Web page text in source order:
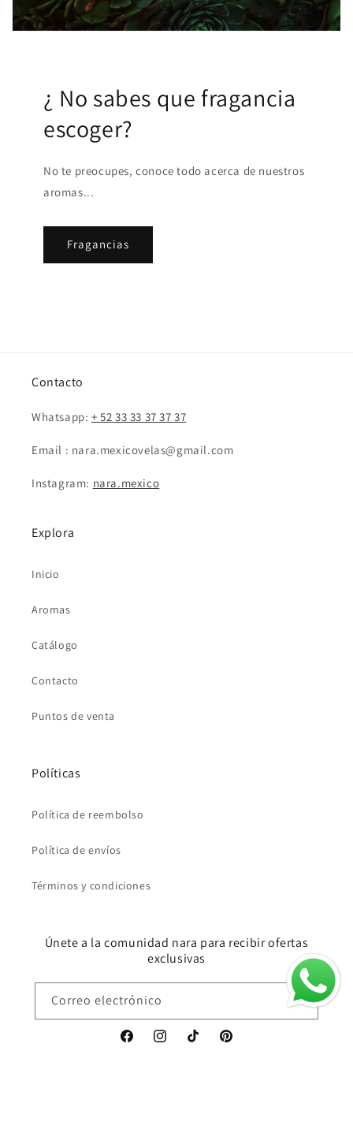
¿ No sabes que fragancia
escoger?
No te preocupes, conoce todo acerca de nuestros
aromas...
Fragancias
Contacto
Whatsapp: + 52 33 33 37 37 37
Email : nara.mexicovelas@gmail.com
Instagram: nara.mexico
Explora
Inicio
Aromas
Catálogo
Contacto
Puntos de venta
Políticas
Política de reembolso
Política de envíos
Términos y condiciones
Únete a la comunidad nara para recibir ofertas
exclusivas
Correo electrónico
Facebookhttps://www.instagram.com/
TikTok Pinterest